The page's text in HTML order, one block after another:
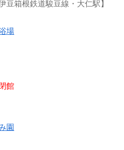
伊豆箱根鉄道駿豆線・大仁駅】
場
閉館
園